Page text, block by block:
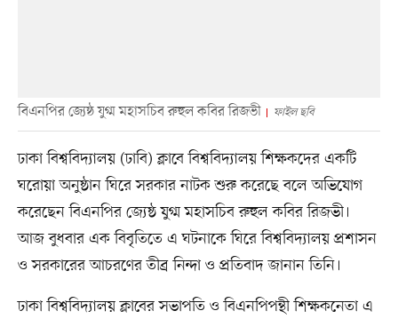
বিএনপির জ্যেষ্ঠ যুগ্ম মহাসচিব রুহুল কবির রিজভী ফাইল ছবি
ঢাকা বিশ্ববিদ্যালয় (ঢাবি) ক্লাবে বিশ্ববিদ্যালয় শিক্ষকদের একটি
ঘরোয়া অনুষ্ঠান ঘিরে সরকার নাটক শুরু করেছে বলে অভিযোগ
করেছেন বিএনপির জ্যেষ্ঠ যুগ্ম মহাসচিব রুহুল কবির রিজভী।
আজ বুধবার এক বিবৃতিতে এ ঘটনাকে ঘিরে বিশ্ববিদ্যালয় প্রশাসন
ও সরকারের আচরণের তীব্র নিন্দা ও প্রতিবাদ জানান তিনি।
ঢাকা বিশ্ববিদ্যালয় ক্লাবের সভাপতি ও বিএনপিপন্থী শিক্ষকনেতা এ